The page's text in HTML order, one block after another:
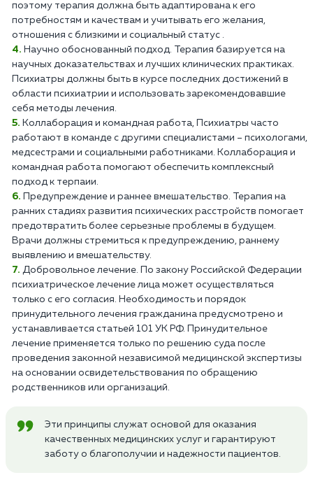
поэтому терапия должна быть адаптирована к его
потребностям и качествам и учитывать его желания,
отношения с близкими и социальный статус .
Научно обоснованный подход. Терапия базируется на
научных доказательствах и лучших клинических практиках.
Психиатры должны быть в курсе последних достижений в
области психиатрии и использовать зарекомендовавшие
себя методы лечения.
Коллаборация и командная работа, Психиатры часто
работают в команде с другими специалистами – психологами,
медсестрами и социальными работниками. Коллаборация и
командная работа помогают обеспечить комплексный
подход к терпаии.
Предупреждение и раннее вмешательство. Терапия на
ранних стадиях развития психических расстройств помогает
предотвратить более серьезные проблемы в будущем.
Врачи должны стремиться к предупреждению, раннему
выявлению и вмешательству.
Добровольное лечение. По закону Российской Федерации
психиатрическое лечение лица может осуществляться
только с его согласия. Необходимость и порядок
принудительного лечения гражданина предусмотрено и
устанавливается статьей 101 УК РФ. Принудительное
лечение применяется только по решению суда после
проведения законной независимой медицинской экспертизы
на основании освидетельствования по обращению
родственников или организаций.
Эти принципы служат основой для оказания
качественных медицинских услуг и гарантируют
заботу о благополучии и надежности пациентов.